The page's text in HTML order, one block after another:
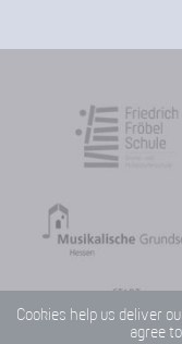
Cookies help us deliver
agree